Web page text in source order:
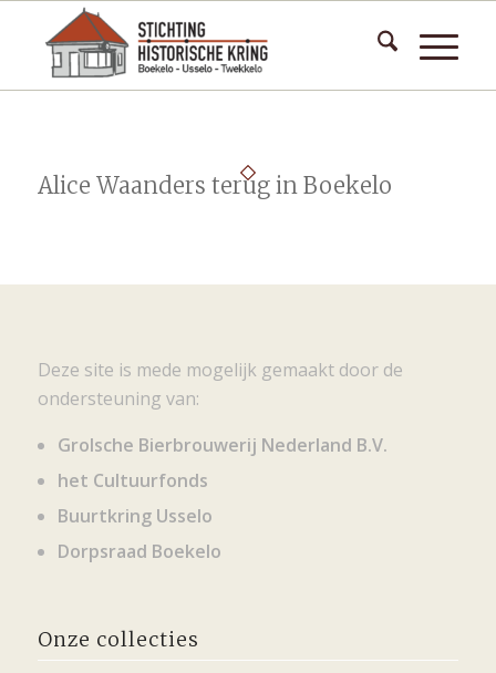
Alice Waanders terug in Boekelo
Deze site is mede mogelijk gemaakt door de
ondersteuning van:
Grolsche Bierbrouwerij Nederland B.V.
het Cultuurfonds
Buurtkring Usselo
Dorpsraad Boekelo
Onze collecties